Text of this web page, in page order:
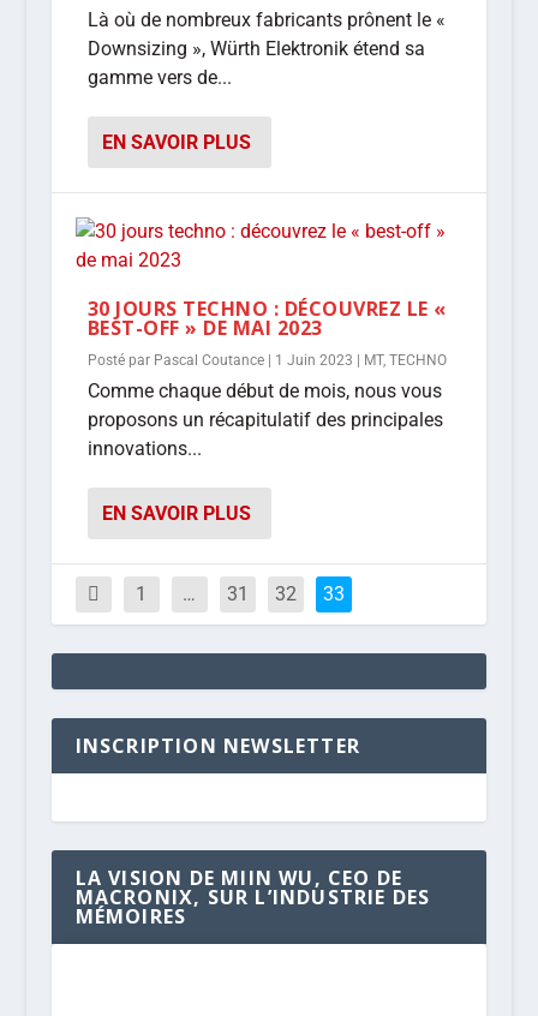
Là où de nombreux fabricants prônent le «
Downsizing », Würth Elektronik étend sa
gamme vers de...
EN SAVOIR PLUS
30 JOURS TECHNO : DÉCOUVREZ LE «
BEST-OFF » DE MAI 2023
Posté par Pascal Coutance| 1 Juin 2023 MT, TECHNO
Comme chaque début de mois, nous vous
proposons un récapitulatif des principales
innovations...
EN SAVOIR PLUS
1 … 31 32 33
INSCRIPTION NEWSLETTER
LA VISION DE MIIN WU, CEO DE
MACRONIX, SUR L’INDUSTRIE DES
MÉMOIRES